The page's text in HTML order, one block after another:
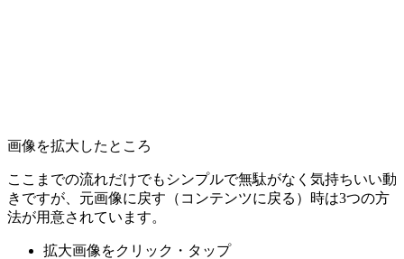
画像を拡大したところ
ここまでの流れだけでもシンプルで無駄がなく気持ちいい動
きですが、元画像に戻す（コンテンツに戻る）時は3つの方
法が用意されています。
拡大画像をクリック・タップ